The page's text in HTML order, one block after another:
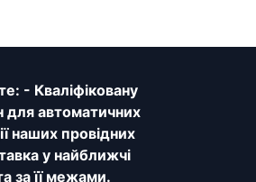
- Кваліфіковану
для автоматичних
наших провідних
у найближчі
за її межами.